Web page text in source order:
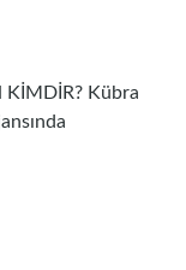
KİMDİR? Kübra